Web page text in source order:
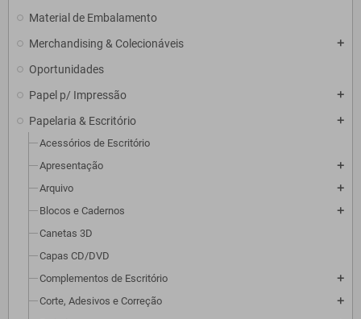
Material de Embalamento
Merchandising & Colecionáveis
add
Oportunidades
Papel p/ Impressão
add
Papelaria & Escritório add
Acessórios de Escritório
Apresentação
add
Arquivo add
Blocos e Cadernos add
Canetas 3D
Capas CD/DVD
Complementos de Escritório
add
Corte, Adesivos e Correção add